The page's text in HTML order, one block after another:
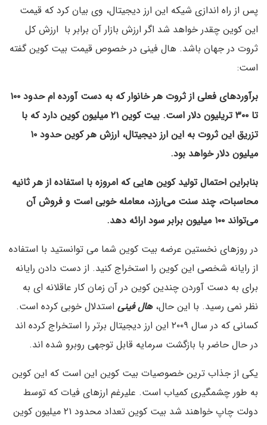
پس از راه اندازی شیکه این ارز دیجیتال، وی بیان کرد که قیمت
این کوین چقدر خواهد شد اگر ارزش بازار آن برابر با ارزش کل
ثروت در جهان باشد. هال فینی در خصوص قیمت بیت کوین گفته
است:
برآوردهای فعلی از ثروت هر خانوار که به دست آورده ام حدود ۱۰۰
تا ۳۰۰ تریلیون دلار است. بیت کوین ۲۱ میلیون کوین دارد که با
تزریق این ثروت به این ارز دیجیتال، ارزش هر کوین حدود ۱۰
میلیون دلار خواهد بود.
بنابراین احتمال تولید کوین هایی که امروزه با استفاده از هر ثانیه
محاسبات، چند سنت می‌ارزد، معامله خوبی است و فروش آن
می‌تواند ۱۰۰ میلیون برابر سود ارائه دهد.
در روزهای نخستین عرضه بیت کوین شما می توانستید با استفاده
از رایانه شخصی این کوین را استخراج کنید. از دست دادن رایانه
برای به دست آوردن چندین کوین در آن زمان کار عاقلانه ای به
نظر نمی رسید. با این حال،هال فینی استدلال خوبی کرده است.
کسانی که در سال ۲۰۰۹ این ارز دیجیتال برتر را استخراج کرده اند
در حال حاضر با بازگشت سرمایه قابل توجهی روبرو شده اند.
یکی از جذاب ترین خصوصیات بیت کوین این است که این کوین
به طور چشمگیری کمیاب است. علیرغم ارزهای فیات که توسط
دولت چاپ خواهند شد بیت کوین تعداد محدود ۲۱ میلیون کوین